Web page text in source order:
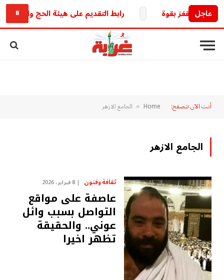
عاجل رابط التقديم على هيئة الحج والعمرة العراقية 2027.. خطوات التسجيل والشروط والخدمات
⏸
أنت الآن تتصفح: Home
» الجامع الازهر
الجامع الازهر
ثقافة وفنون 8 فبراير، 2026
عاصفة على مواقع
التواصل بسبب وائل
عوني.. والحقيقة
تظهر اخيرا